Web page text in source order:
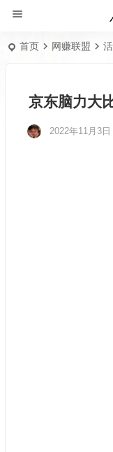
首页 网赚联盟
京东脑力大
2022年11月3日